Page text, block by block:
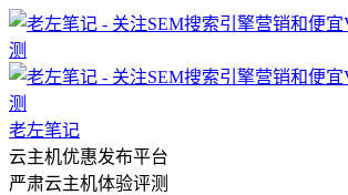
老左笔记
云主机优惠发布平台
严肃云主机体验评测